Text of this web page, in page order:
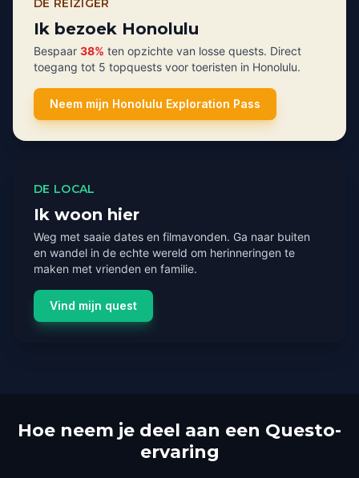
DE REIZIGER
Ik bezoek Honolulu
Bespaar 38% ten opzichte van losse quests. Direct
toegang tot 5 topquests voor toeristen in Honolulu.
Neem mijn Honolulu Exploration Pass
DE LOCAL
Ik woon hier
Weg met saaie dates en filmavonden. Ga naar buiten
en wandel in de echte wereld om herinneringen te
maken met vrienden en familie.
Vind mijn quest
Hoe neem je deel aan een Questo-
ervaring